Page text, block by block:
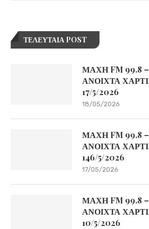
ΤΕΛΕΥΤΑΙΑ POST
ΜΑΧΗ FM 99.8
ΑΝΟΙΧΤΑ
17/5/2026
18/05/2026
ΜΑΧΗ FM 99.8
ΑΝΟΙΧΤΑ
146/5/2026
17/05/2026
ΜΑΧΗ FM 99.8
ΑΝΟΙΧΤΑ
10/5/2026